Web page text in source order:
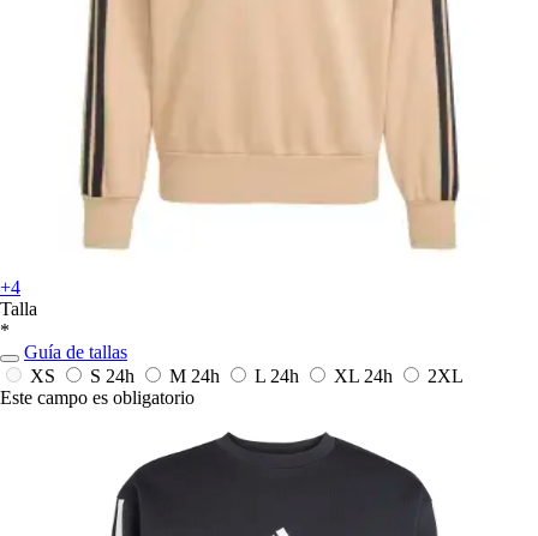
+4
Talla
*
Guía de tallas
XS
S 24h M 24h L 24h XL 24h
2XL
Este campo es obligatorio